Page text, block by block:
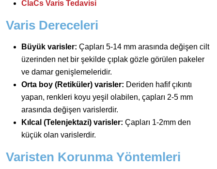
ClaCs Varis Tedavisi
Varis Dereceleri
Büyük varisler: Çapları 5-14 mm arasında değişen cilt
üzerinden net bir şekilde çıplak gözle görülen pakeler
ve damar genişlemeleridir.
Orta boy (Retiküler) varisler: Deriden hafif çıkıntı
yapan, renkleri koyu yeşil olabilen, çapları 2-5 mm
arasında değişen varislerdir.
Kılcal (Telenjektazi) varisler: Çapları 1-2mm den
küçük olan varislerdir.
Varisten Korunma Yöntemleri